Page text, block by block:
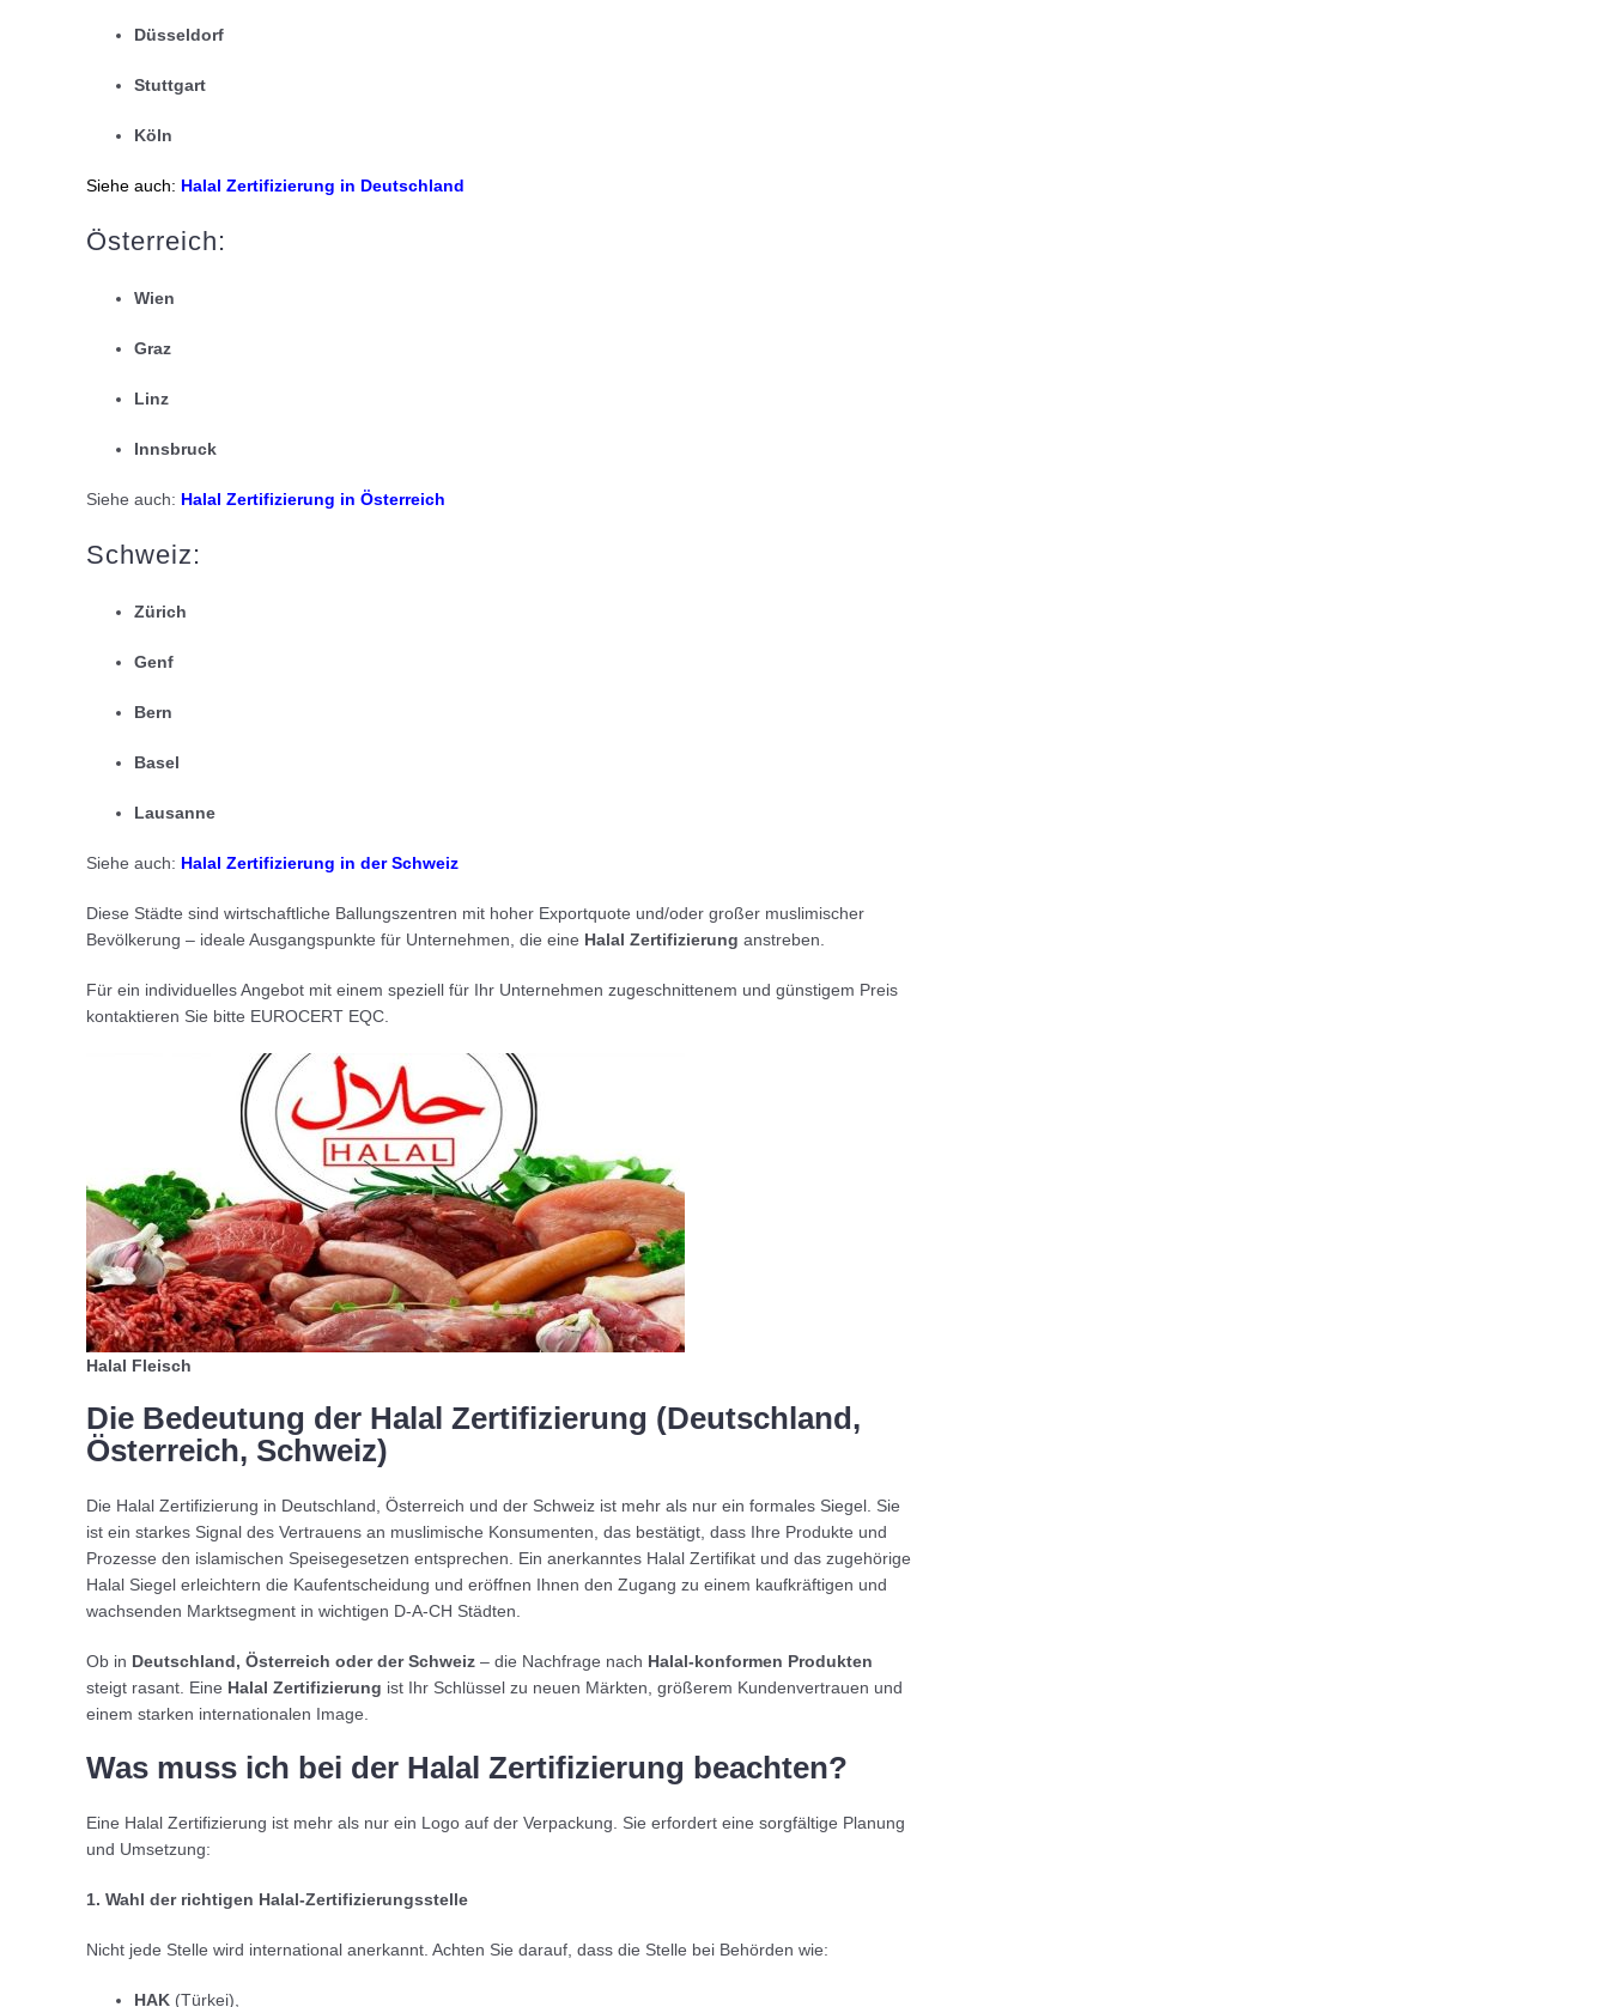
Düsseldorf
Stuttgart
Köln
Siehe auch: Halal Zertifizierung in Deutschland
Österreich:
Wien
Graz
Linz
Innsbruck
Siehe auch: Halal Zertifizierung in Österreich
Schweiz:
Zürich
Genf
Bern
Basel
Lausanne
Siehe auch: Halal Zertifizierung in der Schweiz
Diese Städte sind wirtschaftliche Ballungszentren mit hoher Exportquote und/oder großer muslimischer
Bevölkerung – ideale Ausgangspunkte für Unternehmen, die eine Halal Zertifizierung anstreben.
Für ein individuelles Angebot mit einem speziell für Ihr Unternehmen zugeschnittenem und günstigem Preis
kontaktieren Sie bitte EUROCERT EQC.
Halal Fleisch
Die Bedeutung der Halal Zertifizierung (Deutschland,
Österreich, Schweiz)
Die Halal Zertifizierung in Deutschland, Österreich und der Schweiz ist mehr als nur ein formales Siegel. Sie
ist ein starkes Signal des Vertrauens an muslimische Konsumenten, das bestätigt, dass Ihre Produkte und
Prozesse den islamischen Speisegesetzen entsprechen. Ein anerkanntes Halal Zertifikat und das zugehörige
Halal Siegel erleichtern die Kaufentscheidung und eröffnen Ihnen den Zugang zu einem kaufkräftigen und
wachsenden Marktsegment in wichtigen D-A-CH Städten.
Ob in Deutschland, Österreich oder der Schweiz – die Nachfrage nach Halal-konformen Produkten
steigt rasant. Eine Halal Zertifizierung ist Ihr Schlüssel zu neuen Märkten, größerem Kundenvertrauen und
einem starken internationalen Image.
Was muss ich bei der Halal Zertifizierung beachten?
Eine Halal Zertifizierung ist mehr als nur ein Logo auf der Verpackung. Sie erfordert eine sorgfältige Planung
und Umsetzung:
1. Wahl der richtigen Halal-Zertifizierungsstelle
Nicht jede Stelle wird international anerkannt. Achten Sie darauf, dass die Stelle bei Behörden wie:
HAK (Türkei),